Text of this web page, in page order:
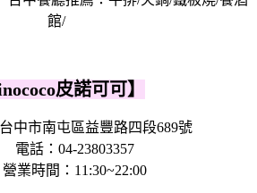
皮諾可可】
中市南屯區益豐路四段689號
電話：04-23803357
營業時間：11:30~22:00